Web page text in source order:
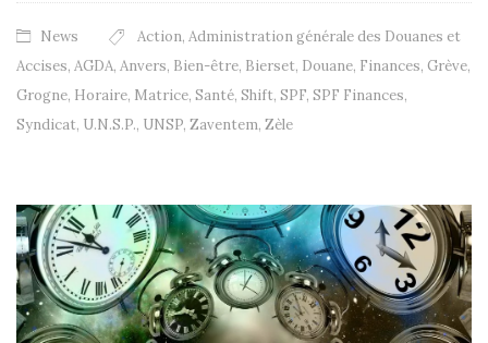
News Action, Administration générale des Douanes et
Accises, AGDA, Anvers, Bien-être, Bierset, Douane, Finances, Grève,
Grogne, Horaire, Matrice, Santé, Shift, SPF, SPF Finances,
Syndicat, U.N.S.P., UNSP, Zaventem, Zèle